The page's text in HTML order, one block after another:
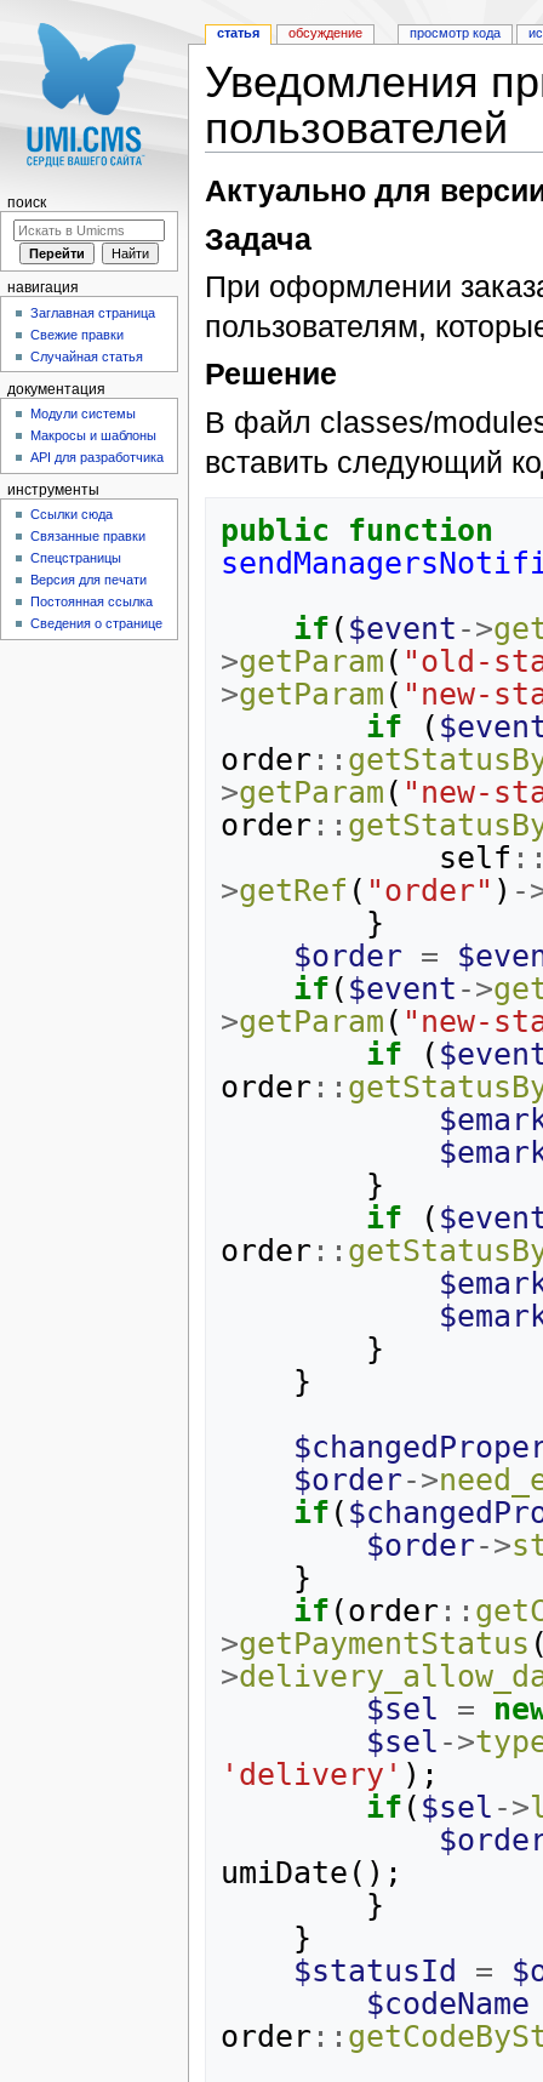
Уведомления
пользователей
Актуально для
Задача
При оформлении
пользователям,
Решение
В файл classes/
вставить следующий
public
function
if ( $event ->
>getParam ( "old-
>getParam ( "new-
if
(
order ::
>getParam ( "new-
order ::
self
>getRef ( "order" ) -
}
$order =
if ( $event ->
>getParam ( "new-
if
(
order ::
}
if
(
order ::
}
}
$order->
if (
$order->
}
if (order ::
>getPaymentStatus
>
$sel
=
$sel ->
'delivery' );
if ( $sel ->
umiDate ();
}
}
$statusId
=
$codeName
order ::
статья обсуждение просмотр кода
поиск
навигация
Заглавная страница
Свежие правки
Случайная статья
документация
Модули системы
Макросы и шаблоны
API для разработчика
инструменты
Ссылки сюда
Связанные правки
Спецстраницы
Версия для печати
Постоянная ссылка
Сведения о странице